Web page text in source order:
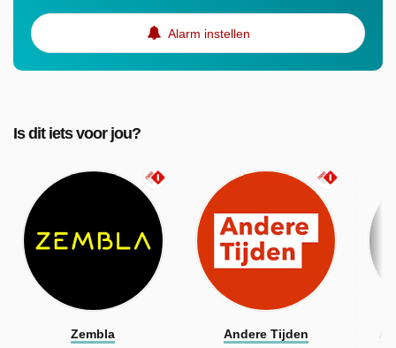
Alarm instellen
Is dit iets voor jou?
Zembla Andere Tijden